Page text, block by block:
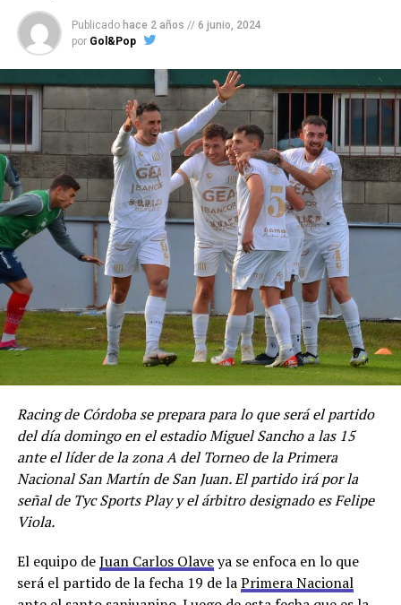
Publicado hace 2 años // 6 junio, 2024
por Gol&Pop
Racing de Córdoba se prepara para lo que será el partido
del día domingo en el estadio Miguel Sancho a las 15
ante el líder de la zona A del Torneo de la Primera
Nacional San Martín de San Juan. El partido irá por la
señal de Tyc Sports Play y el árbitro designado es Felipe
Viola.
El equipo deJuan Carlos Olaveya se enfoca en lo que
será el partido de la fecha 19 de laPrimera Nacional